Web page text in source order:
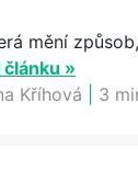
mění
článku »
Kříhová 3